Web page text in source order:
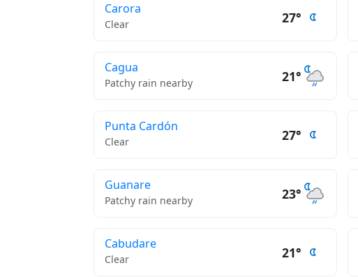
Carora
Clear 27°
Cagua
Patchy rain nearby 21°
Punta Cardón
Clear 27°
Guanare
Patchy rain nearby 23°
Cabudare
Clear 21°